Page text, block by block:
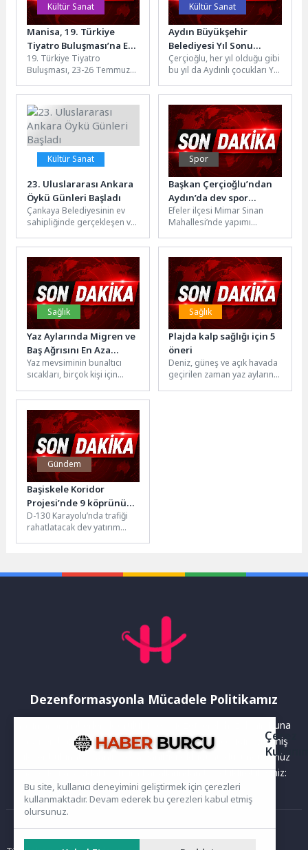
Kültür Sanat
Manisa, 19. Türkiye
Tiyatro Buluşması’na Ev
Sahipliği Yapacak
19. Türkiye Tiyatro
Buluşması, 23-26 Temmuz
severleri birbirinden değerli
oyunlar ve özel...
Kültür Sanat
Aydın Büyükşehir
Belediyesi Yıl Sonu
Karne Şenliği Melis Fis
Konseri ile Sona Erdi
Çerçioğlu, her yıl olduğu gibi
bu yıl da Aydınlı çocukları Yıl
Kültür Sanat
23. Uluslararası Ankara
Öykü Günleri Başladı
Çankaya Belediyesinin ev
sahipliğinde gerçekleşen ve
Uluslararası Ankara Öykü
Günleri Çankayalı...
Spor
Başkan Çerçioğlu’ndan
Aydın’da dev spor
yatırımı!
Efeler ilçesi Mimar Sinan
Mahallesi’nde yapımı
Salonu inşaatında sona
gelindi. Toplam 270...
Sağlık
Yaz Aylarında Migren ve
Baş Ağrısını En Aza
İndiren 7 Öneri
Yaz mevsiminin bunaltıcı
sıcakları, birçok kişi için
yorgunluk değil, aynı
zamanda şiddetli...
Sağlık
Plajda kalp sağlığı için 5
öneri
Deniz, güneş ve açık havada
geçirilen zaman yaz aylarının
Gündem
Başiskele Koridor
Projesi’nde 9 köprünün
montajı bitti
D-130 Karayolu’nda trafiği
rahatlatacak dev yatırım
Dezenformasyonla Mücadele Politikamız
Yayınlanan haberler doğruluk ilkesi gözetilerek hazırlanır. Buna
rağmen bazı içeriklerde eksik, hatalı veya güncelliğini yitirmiş
bilgiler bulunabilir.Yanlış veya yanıltıcı olduğunu düşündüğünüz
haberleri aşağıdaki iletişim kanallarından bize bildirebilirsiniz:
Ana Sayfa
Çerez
Bu site, kullanıcı deneyimini geliştirmek için çerezleri
kullanmaktadır. Devam ederek bu çerezleri kabul etmiş
olursunuz.